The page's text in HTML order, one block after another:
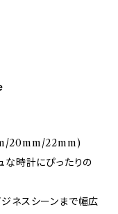
20mm/22mm)
な時計にぴったりの
ネスシーンまで幅広